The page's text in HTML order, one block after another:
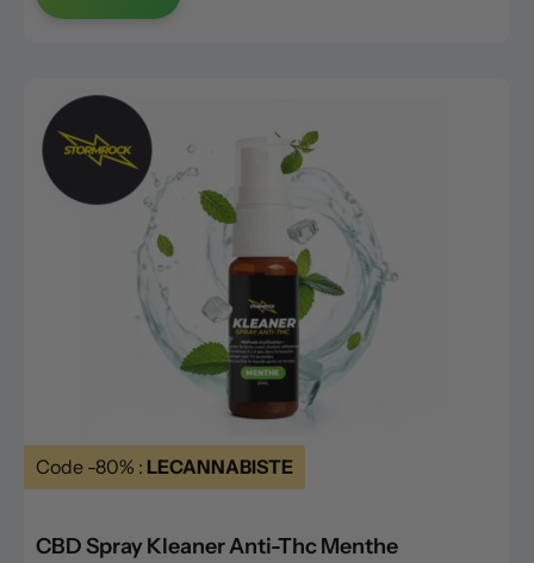
Code -80% : LECANNABISTE
CBD Spray Kleaner Anti-Thc Menthe